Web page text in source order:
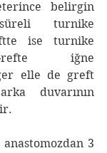
belirgin
turnike
ise turnike
iğne
elle de greft
duvarının
3